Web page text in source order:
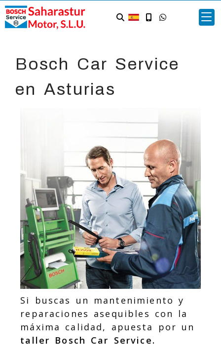
Bosch Car Service
en Asturias
Si buscas un mantenimiento y
reparaciones asequibles con la
máxima calidad, apuesta por un
taller Bosch Car Service.